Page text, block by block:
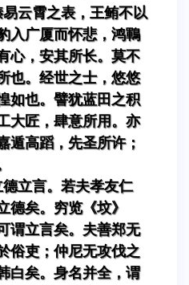
云霄之表，王鲔不以
入广厦而怀悲，鸿鶤
心，安其所长。莫不
也。经世之士，悠悠
如也。譬犹蓝田之积
大匠，肆意所用。亦
遁高蹈，先圣所许；
立言。若夫孝友仁
德矣。穷览《坟》
谓立言矣。夫善郑无
俗吏；仲尼无攻伐之
白矣。身名并全，谓